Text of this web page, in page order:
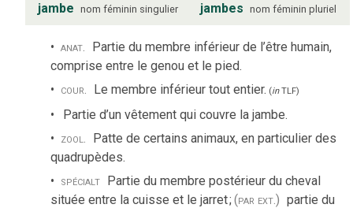
jambe nom féminin singulier jambes nom féminin pluriel
anat. Partie du membre inférieur de l’être humain,
comprise entre le genou et le pied.
cour. Le membre inférieur tout entier. (inTLF)
Partie d’un vêtement qui couvre la jambe.
zool. Patte de certains animaux, en particulier des
quadrupèdes.
spécialt Partie du membre postérieur du cheval
située entre la cuisse et le jarret;(par ext.) partie du